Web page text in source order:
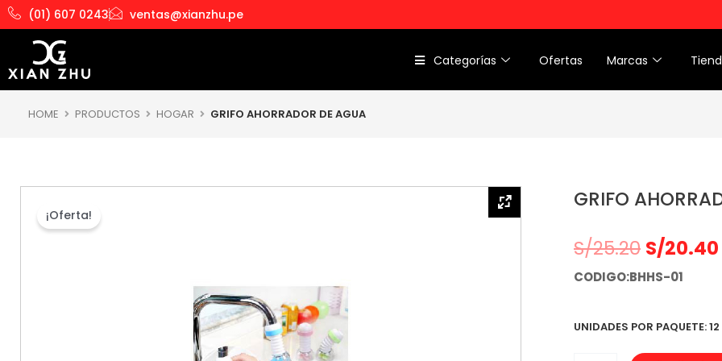
al
contenido
(01) 607 0243 ventas@xianzhu.pe
Categorías Ofertas Marcas
HOME PRODUCTOS HOGAR GRIFO AHORRADOR DE AGUA
¡Oferta!
GRIFO
S/25.20 S/20.40
CODIGO:BHHS-01
UNIDADES POR PAQUETE: 12